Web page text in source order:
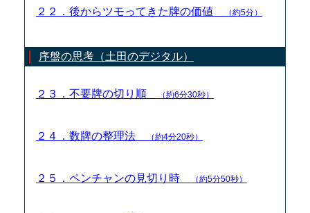
２２．後からツモってきた牌の価値 （約5分）
序盤の思考（土田のデジタル）
２３．不要牌の切り順 （約6分30秒）
２４．数牌の整理法 （約4分20秒）
２５．ペンチャンの見切り時 （約5分50秒）